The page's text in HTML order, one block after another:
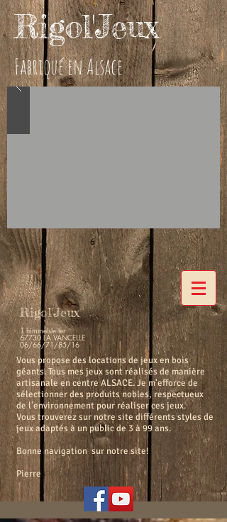
Rigol'Jeux
Fabriqué en Alsace
6
Rigol'Jeux
1 himmelsleiter
67730 LA VANCELLE
06/66/71/85/16
Vous propose des locations de jeux en bois
géants. Tous mes jeux sont réalisés de manière
artisanale en centre ALSACE. Je m'efforce de
sélectionner des produits nobles, respectueux
de l'environnement pour réaliser ces jeux.
Vous trouverez sur notre site différents styles de
jeux adaptés à un public de 3 à 99 ans.
Bonne navigation sur notre site!
Pierre